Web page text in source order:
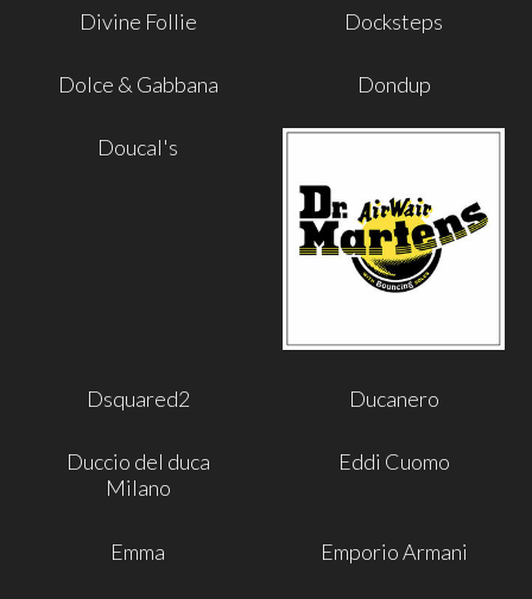
Divine Follie Docksteps
Dolce & Gabbana Dondup
Doucal's
Dsquared2 Ducanero
Duccio del duca
Milano
Eddi Cuomo
Emma Emporio Armani